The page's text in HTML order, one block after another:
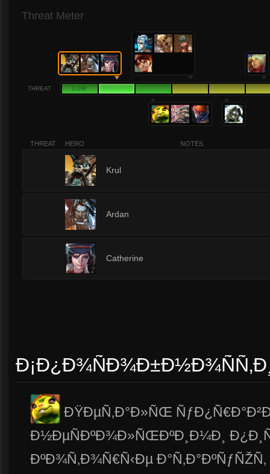
Threat Meter
THREAT LOW
THREAT HERO NOTES
Krul
Ardan
Catherine
ÐŸÐµÑ‚Ð°Ð»ÑŒ
Ð½ÐµÑÐºÐ¾Ð»ÑŒÐºÐ¸Ð¼Ð¸
ÐºÐ¾Ñ‚Ð¾Ñ€Ñ‹Ðµ